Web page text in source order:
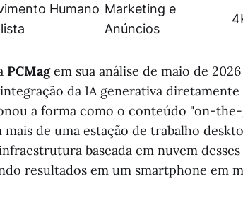
Humano Marketing e
Anúncios
PCMagem sua análise de maio de
da IA generativa
a forma como o conteúdo "on-
mais de uma estação de trabalho
baseada em nuvem
resultados em um smartphone em